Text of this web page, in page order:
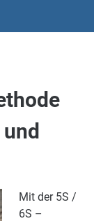
Mit der 5S /
6S –